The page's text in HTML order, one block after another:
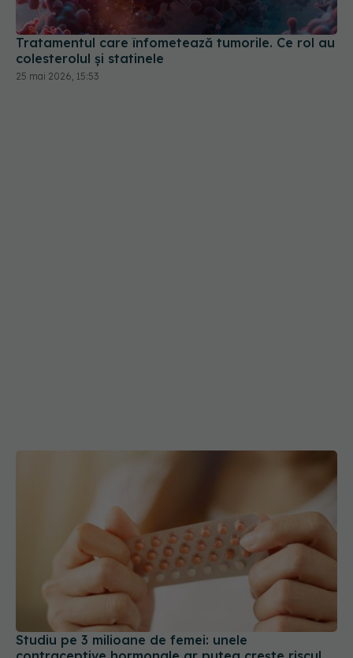
Tratamentul care înfometează tumorile. Ce rol au
colesterolul și statinele
25 mai 2026, 15:53
Studiu pe 3 milioane de femei: unele
contraceptive hormonale ar putea crește riscul
de meningiom, cea mai frecventă tumoră
cerebrală
02 iul 2026, 23:47